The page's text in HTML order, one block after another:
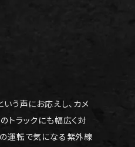
いう声にお応えし、カメ
トラックにも幅広く対
の運転で気になる紫外線